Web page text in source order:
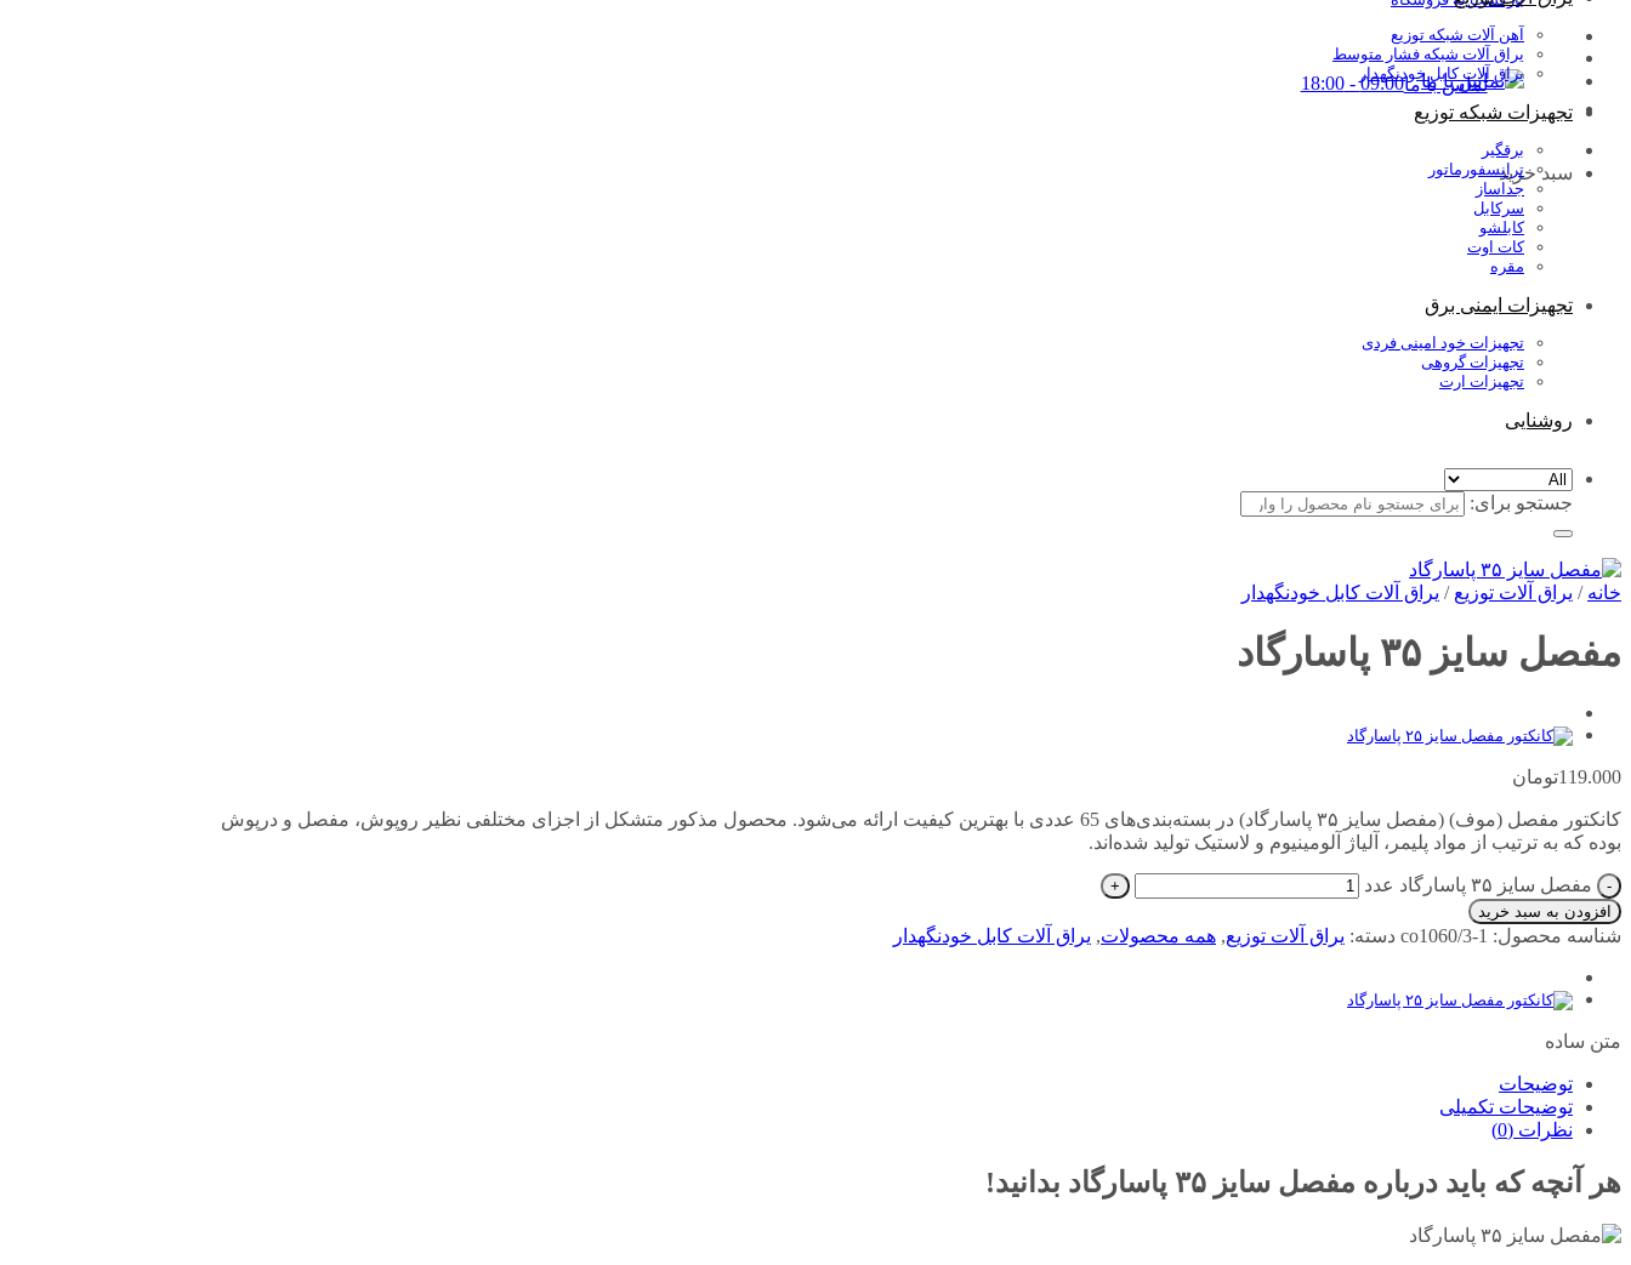
تماس با ما09:00 - 18:00
سبد خرید
آهن آلات شبکه توزیع
یراق آلات شبکه فشار متوسط
یراق آلات کابل خودنگهدار
تجهیزات شبکه توزیع
برقگیر
ترانسفورماتور
جداساز
سرکابل
کابلشو
کات اوت
مقره
تجهیزات ایمنی برق
تجهیزات خود امینی فردی
تجهیزات گروهی
تجهیزات ارت
روشنایی
جستجو برای:
خانه / یراق آلات توزیع / یراق آلات کابل خودنگهدار
مفصل سایز ۳۵ پاسارگاد
119.000تومان
کانکتور مفصل (موف) (مفصل سایز ۳۵ پاسارگاد) در بسته‌بندی‌های 65 عددی با بهترین کیفیت ارائه می‌شود. محصول مذکور متشکل از اجزای مختلفی نظیر روپوش، مفصل و درپوش
بوده که به ترتیب از مواد پلیمر، آلیاژ آلومینیوم و لاستیک تولید شده‌اند.
مفصل سایز ۳۵ پاسارگاد عدد
افزودن به سبد خرید
شناسه محصول: co1060/3-1 دسته: یراق آلات توزیع, همه محصولات, یراق آلات کابل خودنگهدار
متن ساده
توضیحات
توضیحات تکمیلی
نظرات (0)
هر آنچه که باید درباره مفصل سایز ۳۵ پاسارگاد بدانید!